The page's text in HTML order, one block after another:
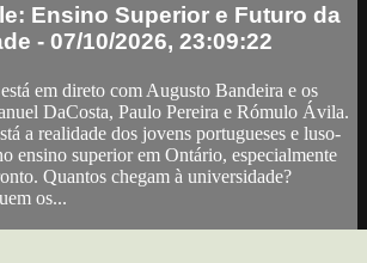
Ensino Superior e Futuro da
- 07/10/2026, 23:09:22
em direto com Augusto Bandeira e os
DaCosta, Paulo Pereira e Rómulo Ávila.
a realidade dos jovens portugueses e luso-
ensino superior em Ontário, especialmente
Quantos chegam à universidade?
os...